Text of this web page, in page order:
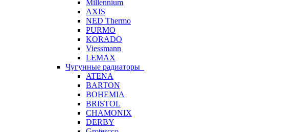
Millennium
AXIS
NED Thermo
PURMO
KORADO
Viessmann
LEMAX
Чугунные радиаторы
ATENA
BARTON
BOHEMIA
BRISTOL
CHAMONIX
DERBY